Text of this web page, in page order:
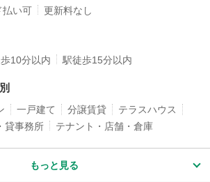
払い可
更新料なし
10分以内 駅徒歩15分以内
一戸建て 分譲賃貸
テラスハウス
貸事務所 テナント・店舗・倉庫
もっと見る